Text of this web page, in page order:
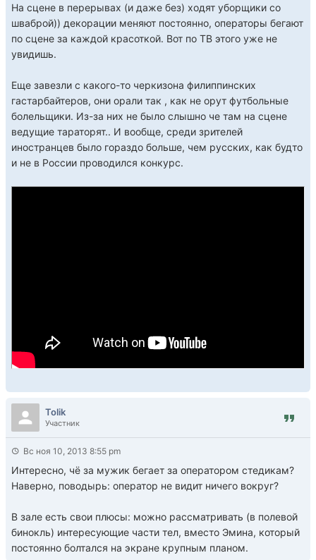
На сцене в перерывах (и даже без) ходят уборщики со
шваброй)) декорации меняют постоянно, операторы бегают
по сцене за каждой красоткой. Вот по ТВ этого уже не
увидишь.
Еще завезли с какого-то черкизона филиппинских
гастарбайтеров, они орали так , как не орут футбольные
болельщики. Из-за них не было слышно че там на сцене
ведущие тараторят.. И вообще, среди зрителей
иностранцев было гораздо больше, чем русских, как будто
и не в России проводился конкурс.
Tolik
Участник
Вс ноя 10, 2013 8:55 pm
Интересно, чё за мужик бегает за оператором стедикам?
Наверно, поводырь: оператор не видит ничего вокруг?
В зале есть свои плюсы: можно рассматривать (в полевой
бинокль) интересующие части тел, вместо Эмина, который
постоянно болтался на экране крупным планом.